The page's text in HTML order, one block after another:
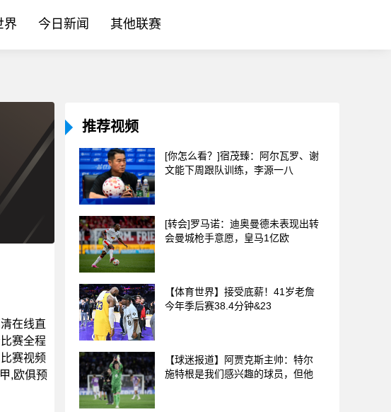
界 今日新闻 其他联赛
在线直
赛全程
赛视频
,欧俱预
推荐视频
[你怎么看？]宿茂臻：阿尔瓦罗、谢
文能下周跟队训练，李源一八
[转会]罗马诺：迪奥曼德未表现出转
会曼城枪手意愿，皇马1亿欧
【体育世界】接受底薪！41岁老詹
今年季后赛38.4分钟&23
【球迷报道】阿贾克斯主帅：特尔
施特根是我们感兴趣的球员，但他